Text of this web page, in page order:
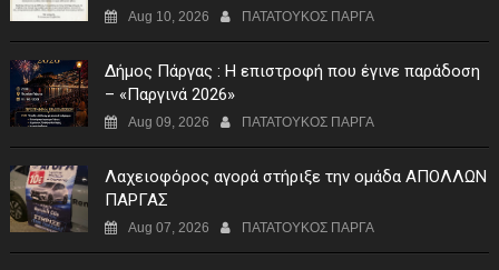
Aug 10, 2026 ΠΑΤΑΤΟΥΚΟΣ ΠΑΡΓΑ
Δήμος Πάργας : Η επιστροφή που έγινε παράδοση
– «Παργινά 2026»
Aug 09, 2026 ΠΑΤΑΤΟΥΚΟΣ ΠΑΡΓΑ
Λαχειοφόρος αγορά στήριξε την ομάδα ΑΠΟΛΛΩΝ
ΠΑΡΓΑΣ
Aug 07, 2026 ΠΑΤΑΤΟΥΚΟΣ ΠΑΡΓΑ